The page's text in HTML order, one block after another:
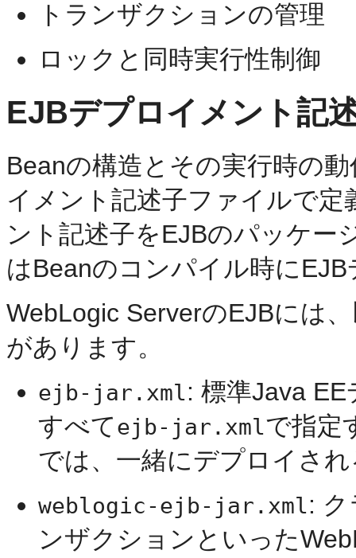
トランザクションの管理
ロックと同時実行性制御
EJBデプロイメント記
Beanの構造とその実行時の
イメント記述子ファイルで
ント記述子をEJBのパッケー
はBeanのコンパイル時に
WebLogic ServerのEJBには
があります。
ejb-jar.xml: 標準Java
すべてejb-jar.xmlで指定
では、一緒にデプロイさ
weblogic-ejb-jar.xml:
ンザクションといった